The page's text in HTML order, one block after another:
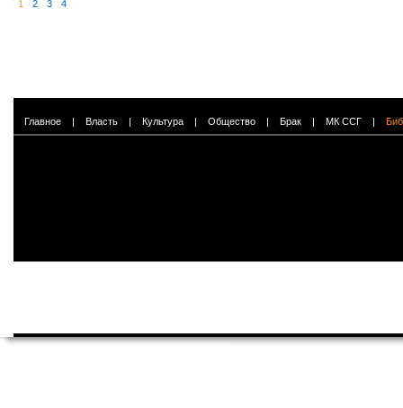
1 2 3 4
Главное | Власть | Культура | Общество | Брак | МК ССГ |